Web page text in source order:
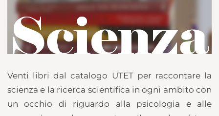
Venti libri dal catalogo UTET per raccontare la
scienza e la ricerca scientifica in ogni ambito con
un occhio di riguardo alla psicologia e alle